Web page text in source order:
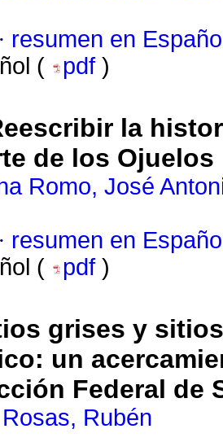
· resumen en
(
pdf )
la
de los Ojuelos
Romo, José
· resumen en
(
pdf )
grises y
un
Federal de
Rubén